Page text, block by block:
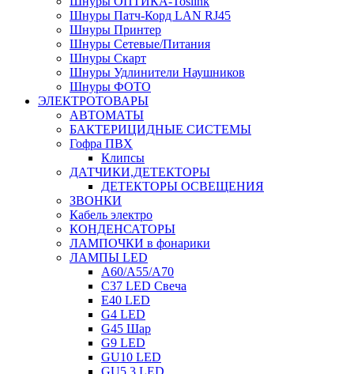
Шнуры Патч-Корд LAN RJ45
Шнуры Принтер
Шнуры Сетевые/Питания
Шнуры Скарт
Шнуры Удлинители Наушников
Шнуры ФОТО
ЭЛЕКТРОТОВАРЫ
АВТОМАТЫ
БАКТЕРИЦИДНЫЕ СИСТЕМЫ
Гофра ПВХ
Клипсы
ДАТЧИКИ,ДЕТЕКТОРЫ
ДЕТЕКТОРЫ ОСВЕЩЕНИЯ
ЗВОНКИ
Кабель электро
КОНДЕНСАТОРЫ
ЛАМПОЧКИ в фонарики
ЛАМПЫ LED
A60/A55/A70
C37 LED Свеча
E40 LED
G4 LED
G45 Шар
G9 LED
GU10 LED
GU5.3 LED